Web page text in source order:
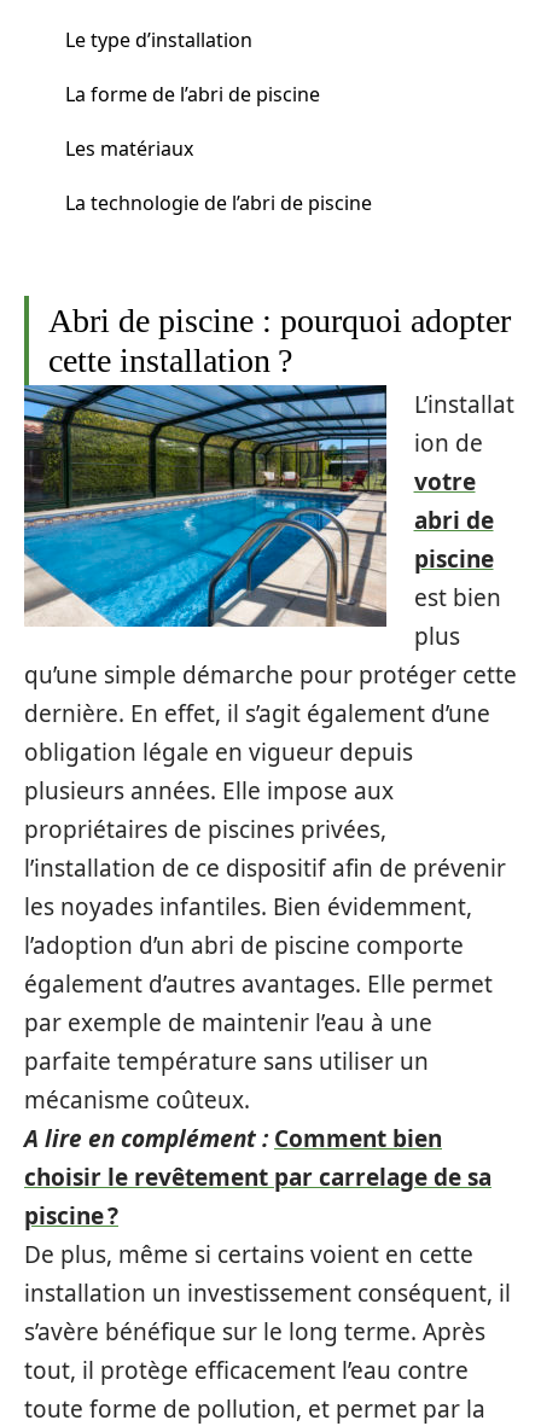
Le type d’installation
La forme de l’abri de piscine
Les matériaux
La technologie de l’abri de piscine
Abri de piscine : pourquoi adopter
cette installation ?
L’installat
ion de
votre
abri de
piscine
est bien
plus
qu’une simple démarche pour protéger cette
dernière. En effet, il s’agit également d’une
obligation légale en vigueur depuis
plusieurs années. Elle impose aux
propriétaires de piscines privées,
l’installation de ce dispositif afin de prévenir
les noyades infantiles. Bien évidemment,
l’adoption d’un abri de piscine comporte
également d’autres avantages. Elle permet
par exemple de maintenir l’eau à une
parfaite température sans utiliser un
mécanisme coûteux.
A lire en complément : Comment bien
choisir le revêtement par carrelage de sa
piscine ?
De plus, même si certains voient en cette
installation un investissement conséquent, il
s’avère bénéfique sur le long terme. Après
tout, il protège efficacement l’eau contre
toute forme de pollution, et permet par la